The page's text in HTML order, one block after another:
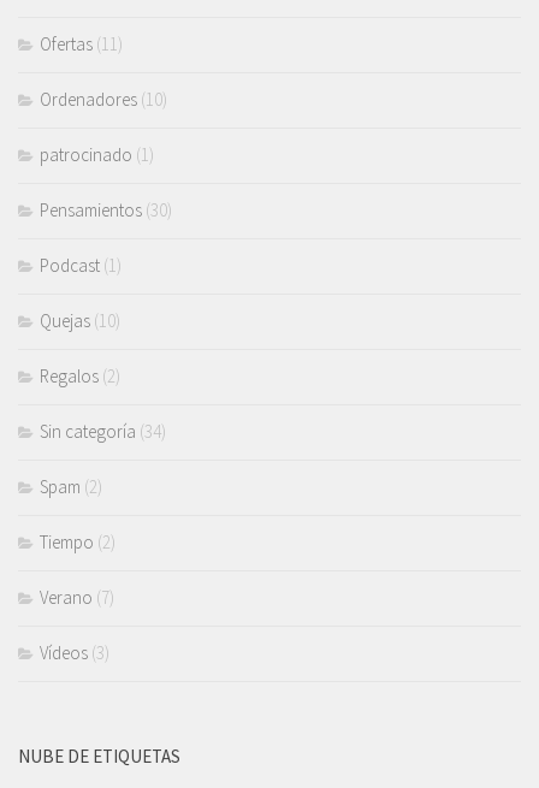
Ofertas (11)
Ordenadores (10)
patrocinado (1)
Pensamientos (30)
Podcast (1)
Quejas (10)
Regalos (2)
Sin categoría (34)
Spam (2)
Tiempo (2)
Verano (7)
Vídeos (3)
NUBE DE ETIQUETAS